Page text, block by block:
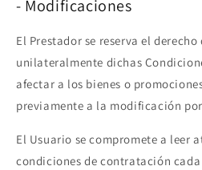
- Modificaciones
El Prestador se reserva el
unilateralmente dichas
afectar a los bienes o
previamente a la modificación
El Usuario se compromete a leer
condiciones de contratación cada